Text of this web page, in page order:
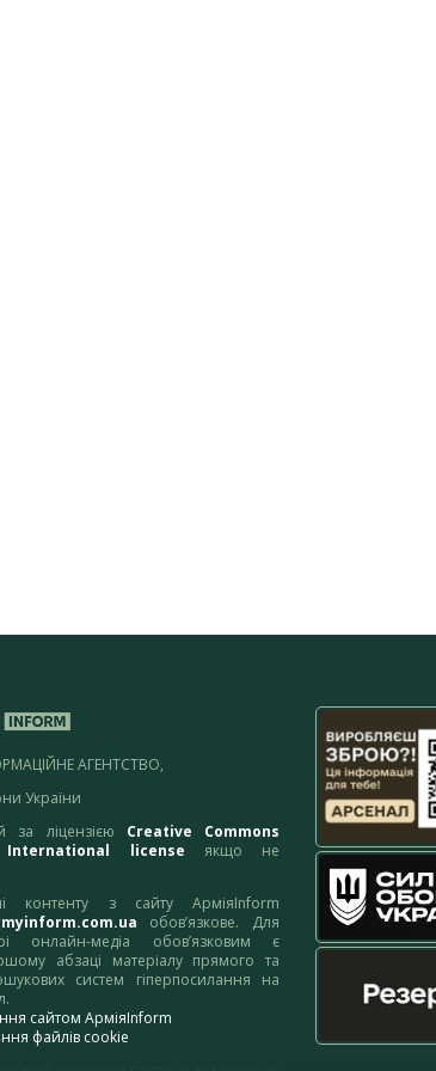
АГЕНТСТВО,
України
за ліцензією Creative Commons
license якщо не
контенту з сайту АрміяInform
обов’язкове. Для
онлайн-медіа обов’язковим є
абзаці матеріалу прямого та
систем гіперпосилання на
сайтом АрміяInform
файлів cookie